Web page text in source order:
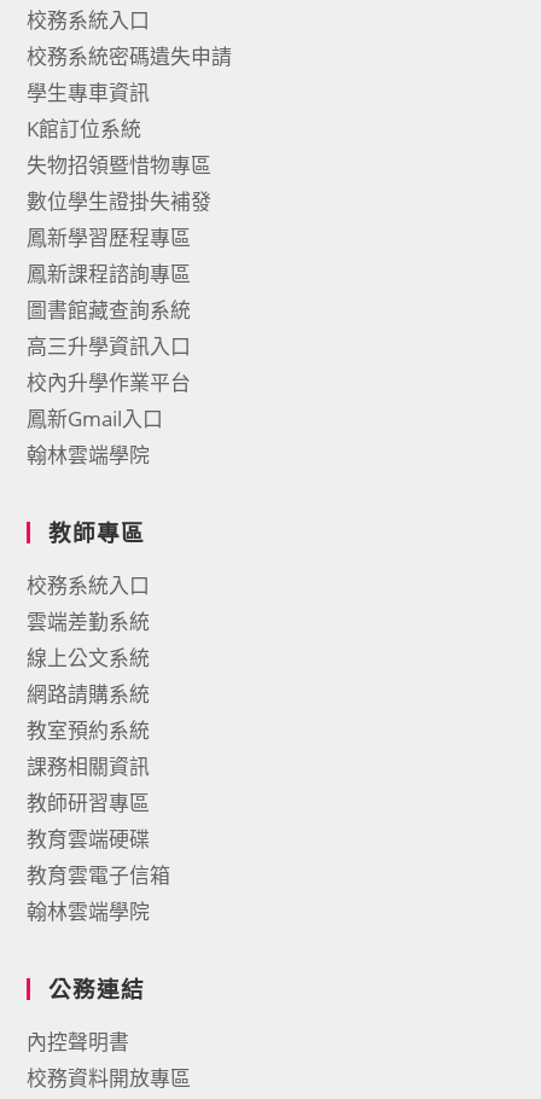
校務系統入口
校務系統密碼遺失申請
學生專車資訊
K館訂位系統
失物招領暨惜物專區
數位學生證掛失補發
鳳新學習歷程專區
鳳新課程諮詢專區
圖書館藏查詢系統
高三升學資訊入口
校內升學作業平台
鳳新Gmail入口
翰林雲端學院
教師專區
校務系統入口
雲端差勤系統
線上公文系統
網路請購系統
教室預約系統
課務相關資訊
教師研習專區
教育雲端硬碟
教育雲電子信箱
翰林雲端學院
公務連結
內控聲明書
校務資料開放專區